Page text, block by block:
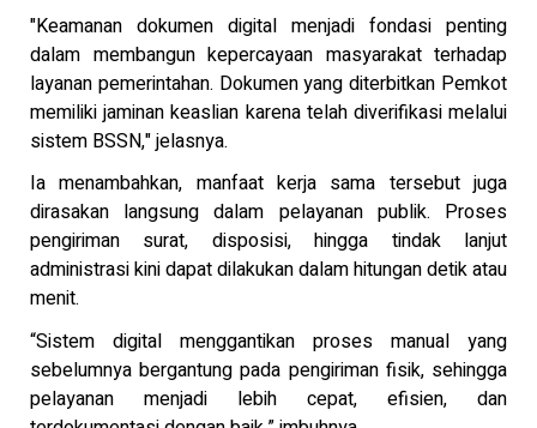
"Keamanan dokumen digital menjadi fondasi penting
dalam membangun kepercayaan masyarakat terhadap
layanan pemerintahan. Dokumen yang diterbitkan Pemkot
memiliki jaminan keaslian karena telah diverifikasi melalui
sistem BSSN," jelasnya.
Ia menambahkan, manfaat kerja sama tersebut juga
dirasakan langsung dalam pelayanan publik. Proses
pengiriman surat, disposisi, hingga tindak lanjut
administrasi kini dapat dilakukan dalam hitungan detik atau
menit.
“Sistem digital menggantikan proses manual yang
sebelumnya bergantung pada pengiriman fisik, sehingga
pelayanan menjadi lebih cepat, efisien, dan